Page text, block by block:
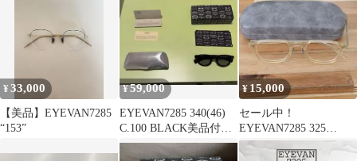
¥33,000
【美品】EYEVAN7285
“153”
¥59,000
EYEVAN7285 340(46)
C.100 BLACK美品付属
品完備日本製
¥15,000
セール中！
EYEVAN7285 325
49◻︎23-145